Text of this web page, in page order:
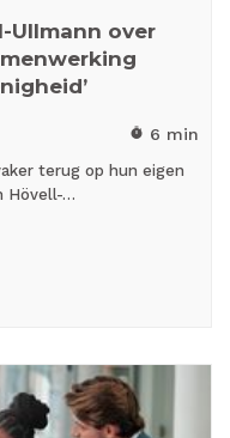
Ullmann over
timer 6 min
terug op hun eigen
Hövell-…